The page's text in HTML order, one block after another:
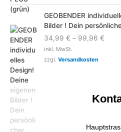
GEOBENDER
Bilder ! Dein
34,99€ – 99,96€
inkl. MwSt.
zzgl.Versandkosten